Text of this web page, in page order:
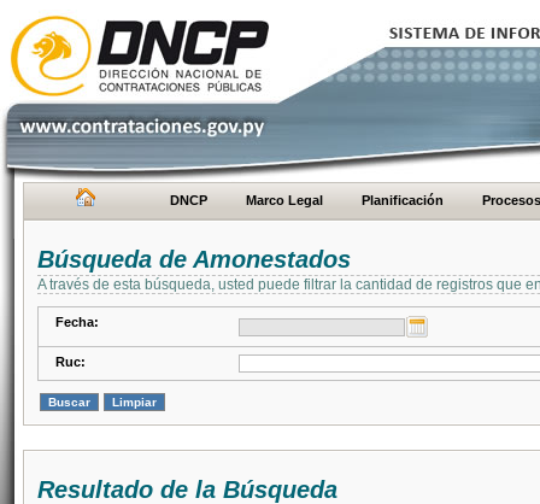
DNCP Marco Legal Planificación Procesos
Búsqueda de Amonestados
A través de esta búsqueda, usted puede filtrar la cantidad de registros que
Fecha:
Ruc:
Resultado de la Búsqueda